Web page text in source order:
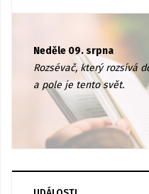
Neděle 09. srpna
Rozsévač, který rozsívá
a pole je tento svět.